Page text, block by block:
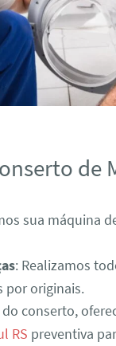
de
sua máquina
: Realizamos
por originais.
conserto,
RS preventiva